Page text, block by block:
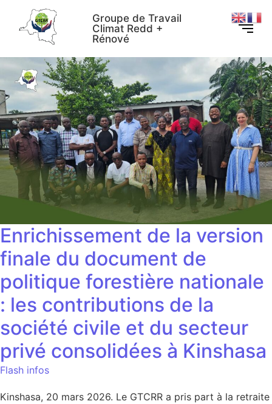
Groupe de Travail
Climat Redd +
Rénové
Enrichissement de la version
finale du document de
politique forestière nationale
: les contributions de la
société civile et du secteur
privé consolidées à Kinshasa
Flash infos
Kinshasa, 20 mars 2026. Le GTCRR a pris part à la retraite